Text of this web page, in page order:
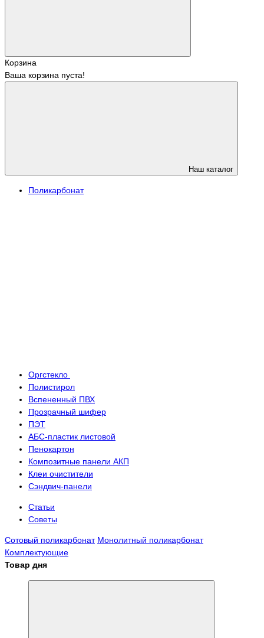
Корзина
Ваша корзина пуста!
Наш каталог
Поликарбонат
Оргстекло
Полистирол
Вспененный ПВХ
Прозрачный шифер
ПЭТ
АБС-пластик листовой
Пенокартон
Композитные панели АКП
Клеи очистители
Сэндвич-панели
Статьи
Советы
Сотовый поликарбонат Монолитный поликарбонат
Комплектующие
Товар дня